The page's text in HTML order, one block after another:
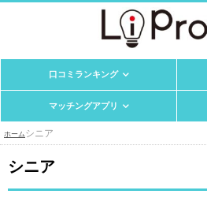
口コミランキング
マッチングアプリ
ホーム シニア
シニア